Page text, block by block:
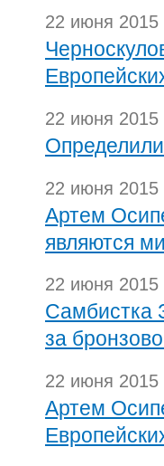
22 июня 2015
22 июня 2015
22 июня 2015
Артем
являются
22 июня 2015
Самбистка
за
22 июня 2015
Артем